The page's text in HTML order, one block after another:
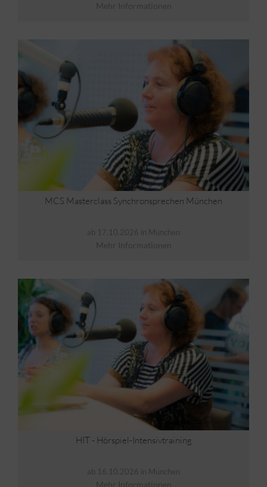
Mehr Informationen
MCS Masterclass Synchronsprechen München
ab 17.10.2026 in München
Mehr Informationen
HIT - Hörspiel-Intensivtraining
ab 16.10.2026 in München
Mehr Informationen